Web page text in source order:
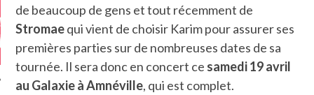
de beaucoup de gens et tout récemment de
Stromaequi vient de choisir Karim pour assurer ses
premières parties sur de nombreuses dates de sa
tournée. Il sera donc en concert ce samedi 19 avril
au Galaxie à Amnéville, qui est complet.